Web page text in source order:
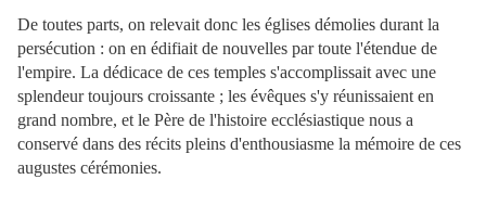
De toutes parts, on relevait donc les églises démolies durant la
persécution : on en édifiait de nouvelles par toute l'étendue de
l'empire. La dédicace de ces temples s'accomplissait avec une
splendeur toujours croissante ; les évêques s'y réunissaient en
grand nombre, et le Père de l'histoire ecclésiastique nous a
conservé dans des récits pleins d'enthousiasme la mémoire de ces
augustes cérémonies.